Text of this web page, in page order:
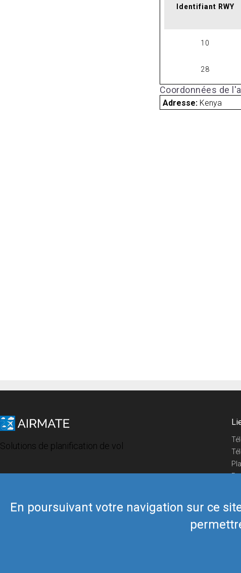
En poursuivant votre navigation sur ce
Identifiant RWY
10
28
Coordonnées de
Adresse: Kenya
Solutions de planification de vol